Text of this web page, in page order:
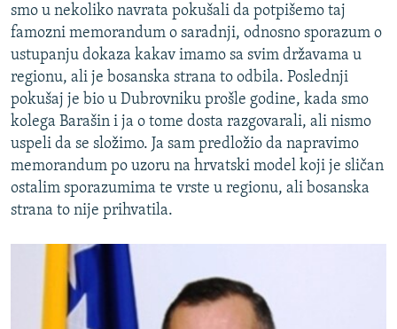
smo u nekoliko navrata pokušali da potpišemo taj
famozni memorandum o saradnji, odnosno sporazum o
ustupanju dokaza kakav imamo sa svim državama u
regionu, ali je bosanska strana to odbila. Poslednji
pokušaj je bio u Dubrovniku prošle godine, kada smo
kolega Barašin i ja o tome dosta razgovarali, ali nismo
uspeli da se složimo. Ja sam predložio da napravimo
memorandum po uzoru na hrvatski model koji je sličan
ostalim sporazumima te vrste u regionu, ali bosanska
strana to nije prihvatila.